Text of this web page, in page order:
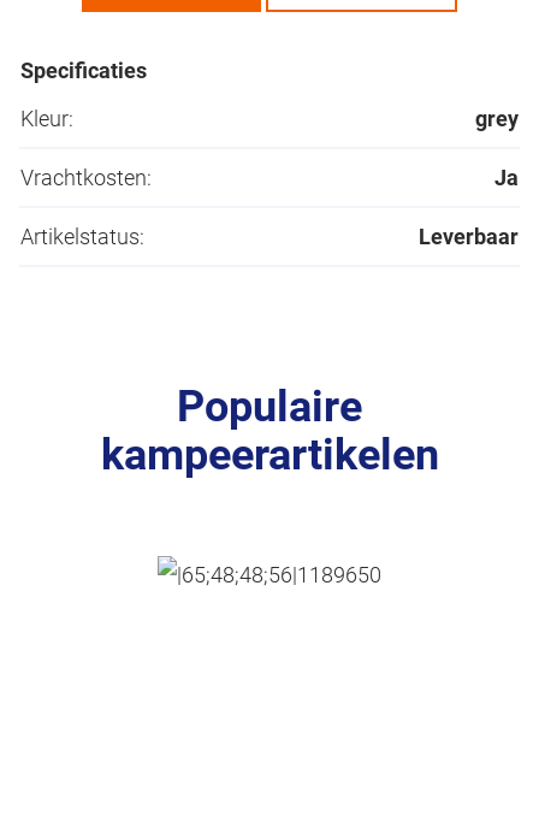
Specificaties
Kleur:
grey
Vrachtkosten: Ja
Artikelstatus: Leverbaar
Populaire
kampeerartikelen